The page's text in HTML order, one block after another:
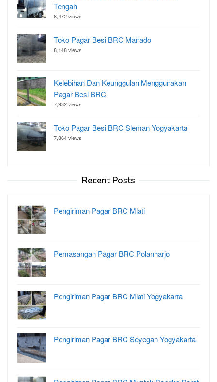
Tengah
8,472 views
Toko Pagar Besi BRC Manado
8,148 views
Kelebihan Dan Keunggulan Menggunakan
Pagar Besi BRC
7,932 views
Toko Pagar Besi BRC Sleman Yogyakarta
7,864 views
Recent Posts
Pengiriman Pagar BRC Mlati
Pemasangan Pagar BRC Polanharjo
Pengiriman Pagar BRC Mlati Yogyakarta
Pengiriman Pagar BRC Seyegan Yogyakarta